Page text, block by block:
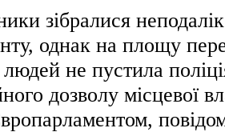
зібралися
однак на площу
не пустила
дозволу місцевої